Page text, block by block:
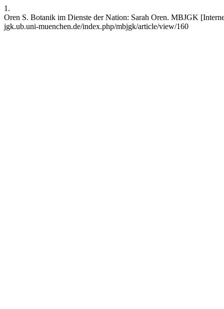
1.
Oren S. Botanik im Dienste der Nation: Sarah Oren. MBJGK
jgk.ub.uni-muenchen.de/index.php/mbjgk/article/view/160